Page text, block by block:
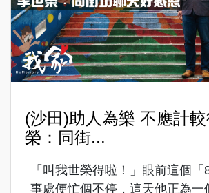
(沙田)助人為樂 不應計
榮：同街...
「叫我世榮得啦！」眼前這個
事處便忙個不停，這天他正為一